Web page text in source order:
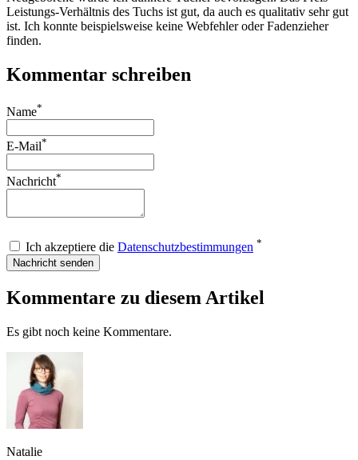
Leistungs-Verhältnis des Tuchs ist gut, da auch es qualitativ sehr gut
ist. Ich konnte beispielsweise keine Webfehler oder Fadenzieher
finden.
Kommentar schreiben
Name*
E-Mail*
Nachricht*
Ich akzeptiere die Datenschutzbestimmungen *
Nachricht senden
Kommentare zu diesem Artikel
Es gibt noch keine Kommentare.
Natalie